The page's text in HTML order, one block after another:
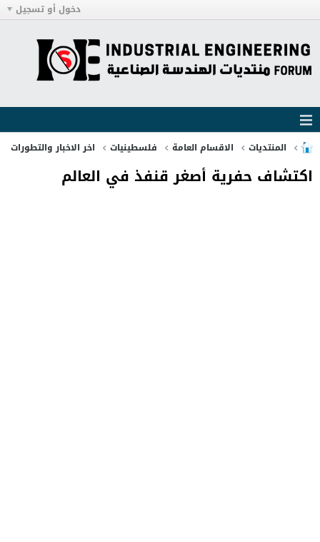
دخول أو تسجيل
المنتديات الاقسام العامة فلسطينيات اخر الاخبار والتطورات
اكتشاف حفرية أصغر قنفذ في العالم